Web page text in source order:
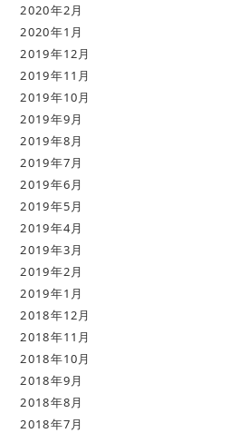
2020年2月
2020年1月
2019年12月
2019年11月
2019年10月
2019年9月
2019年8月
2019年7月
2019年6月
2019年5月
2019年4月
2019年3月
2019年2月
2019年1月
2018年12月
2018年11月
2018年10月
2018年9月
2018年8月
2018年7月